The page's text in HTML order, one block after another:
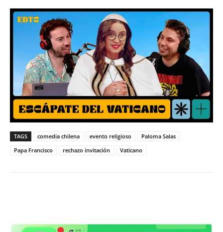
TAGS comedia chilena evento religioso
Paloma Salas
Papa Francisco
rechazo invitación Vaticano